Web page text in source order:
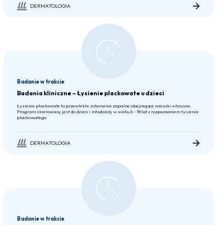
DERMATOLOGIA
Badanie w trakcie
Badania kliniczne – Łysienie plackowate u dzieci
Łysienie plackowate to przewlekłe schorzenie zapalne obejmujące mieszki włosowe.
Program skierowany jest do dzieci i młodzieży w wieku 6 - 18 lat z rozpoznaniem łysienia
plackowatego
DERMATOLOGIA
Badanie w trakcie